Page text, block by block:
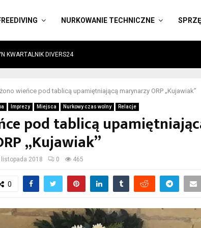
NURKOWANIE TECHNICZNE
KWARTALNIK DIVERS24
wieńce pod tablicą upamiętniającą marynarzy ORP „Kujawiak”
Imprezy Miejsca Nurkowy czas wolny Relacje
pod tablicą
„Kujawiak”
listopada 2018 0 465
0